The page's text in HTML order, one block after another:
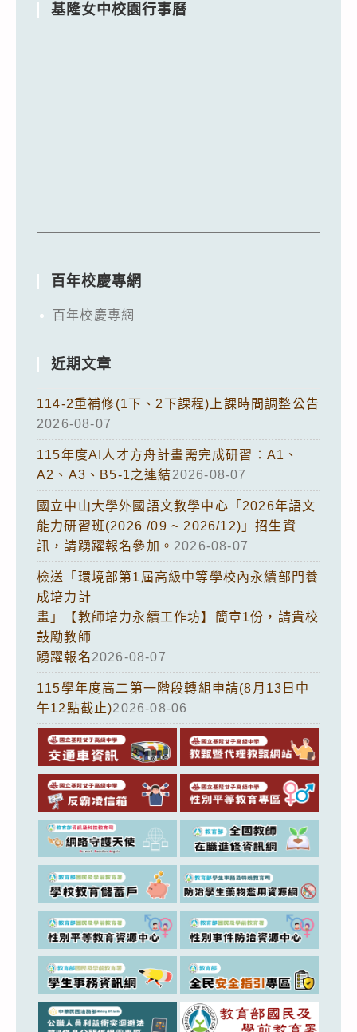
基隆女中校園行事曆
百年校慶專網
百年校慶專網
近期文章
114-2重補修(1下、2下課程)上課時間調整公告
2026-08-07
115年度AI人才方舟計畫需完成研習：A1、
A2、A3、B5-1之連結2026-08-07
國立中山大學外國語文教學中心「2026年語文
能力研習班(2026 /09 ~ 2026/12)」招生資
訊，請踴躍報名參加。 2026-08-07
檢送「環境部第1屆高級中等學校內永續部門養
成培力計
畫」【教師培力永續工作坊】簡章1份，請貴校
鼓勵教師
踴躍報名2026-08-07
115學年度高二第一階段轉組申請(8月13日中
午12點截止)2026-08-06